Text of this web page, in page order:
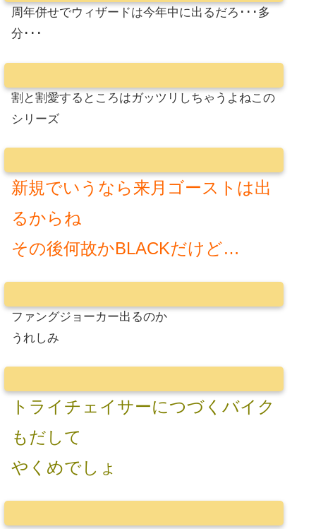
周年併せでウィザードは今年中に出るだろ･･･多
分･･･
割と割愛するところはガッツリしちゃうよねこの
シリーズ
新規でいうなら来月ゴーストは出
るからね
その後何故かBLACKだけど…
ファングジョーカー出るのか
うれしみ
トライチェイサーにつづくバイク
もだして
やくめでしょ